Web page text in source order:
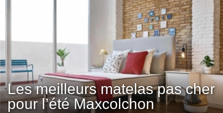
Les meilleurs matelas pas cher
pour l’été Maxcolchon